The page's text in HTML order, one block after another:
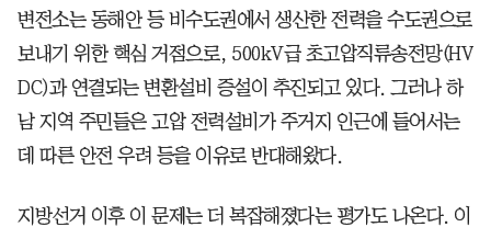
변전소는 동해안 등 비수도권에서 생산한 전력을 수도권으로
보내기 위한 핵심 거점으로, 500kV급 초고압직류송전망(HV
DC)과 연결되는 변환설비 증설이 추진되고 있다. 그러나 하
남 지역 주민들은 고압 전력설비가 주거지 인근에 들어서는
데 따른 안전 우려 등을 이유로 반대해왔다.
지방선거 이후 이 문제는 더 복잡해졌다는 평가도 나온다. 이